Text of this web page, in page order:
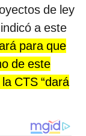
de ley
a este
para que
de este
CTS “dará